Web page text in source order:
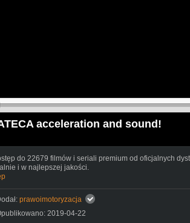
acceleration and sound!
do 22679 filmów i seriali premium od oficjalnych
i w najlepszej jakości.
prawoimotoryzacja
2019-04-22